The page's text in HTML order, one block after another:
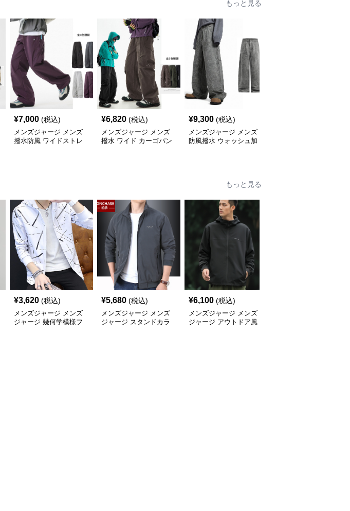
もっと見る
¥7,000 (税込)
メンズジャージ メンズ
撥水防風 ワイドストレ
¥6,820 (税込)
メンズジャージ メンズ
撥水 ワイド カーゴパン
¥9,300 (税込)
メンズジャージ メンズ
防風撥水 ウォッシュ加
もっと見る
¥3,620 (税込)
メンズジャージ メンズ
ジャージ 幾何学模様フ
¥5,680 (税込)
メンズジャージ メンズ
ジャージ スタンドカラ
¥6,100 (税込)
メンズジャージ メンズ
ジャージ アウトドア風